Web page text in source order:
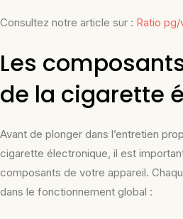
Consultez notre article sur : Ratio
Les
de la cigarette
Avant de plonger dans l’entretien
cigarette électronique, il est
composants de votre appareil.
dans le fonctionnement global :